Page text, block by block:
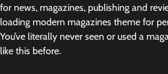
for news, magazines, publishing and
loading modern magazines theme for
You’ve literally never seen or used a
like this before.